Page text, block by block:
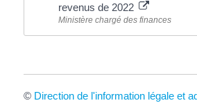
revenus de 2022
Ministère chargé des finances
© Direction de l'information légale et